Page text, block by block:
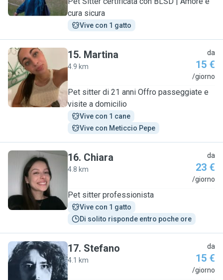
cura sicura
Vive con 1 gatto
M
15. Martina
4.9 km
da
15 €
/giorno
Pet sitter di 21 anni Offro passeggiate e
visite a domicilio
Vive con 1 cane
Vive con Meticcio Pepe
C
16. Chiara
4.8 km
da
23 €
/giorno
Pet sitter professionista
Vive con 1 gatto
Di solito risponde entro poche ore
S
17. Stefano
4.1 km
da
15 €
/giorno